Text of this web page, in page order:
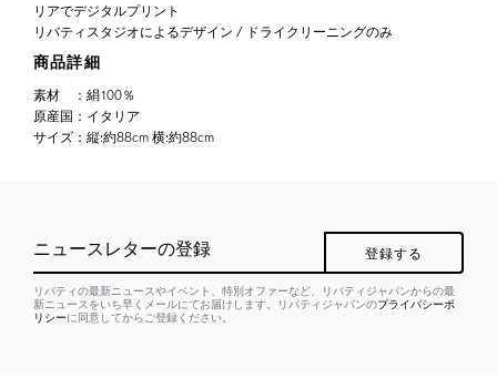
リアでデジタルプリント
リバティスタジオによるデザイン / ドライクリーニングのみ
商品詳細
素材 ： 絹100％
原産国 ： イタリア
サイズ ： 縦:約88cm 横:約88cm
ニュースレターの登録 登録する
リバティの最新ニュースやイベント、特別オファーなど、リバティジャパンからの最
新ニュースをいち早くメールにてお届けします。リバティジャパンのプライバシーポ
リシーに同意してからご登録ください。